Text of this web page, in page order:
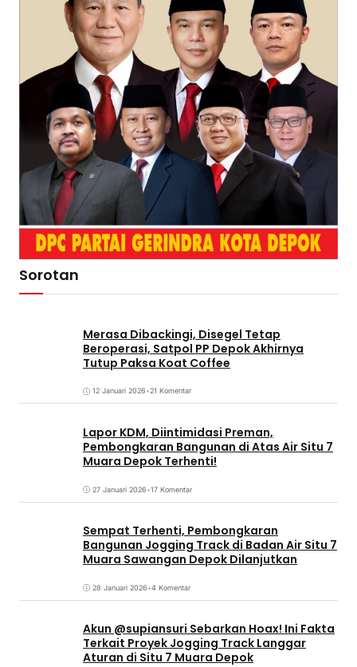
Sorotan
Merasa Dibackingi, Disegel Tetap
Beroperasi, Satpol PP Depok Akhirnya
Tutup Paksa Koat Coffee
12 Januari 2026•21 Komentar
Lapor KDM, Diintimidasi Preman,
Pembongkaran Bangunan di Atas Air Situ 7
Muara Depok Terhenti!
27 Januari 2026•17 Komentar
Sempat Terhenti, Pembongkaran
Bangunan Jogging Track di Badan Air Situ 7
Muara Sawangan Depok Dilanjutkan
28 Januari 2026•4 Komentar
Akun @supiansuri Sebarkan Hoax! Ini Fakta
Terkait Proyek Jogging Track Langgar
Aturan di Situ 7 Muara Depok